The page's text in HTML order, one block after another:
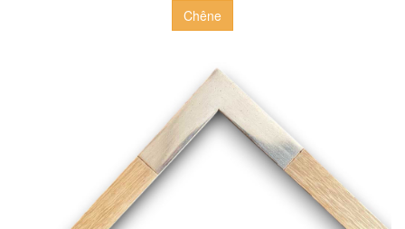
Chêne